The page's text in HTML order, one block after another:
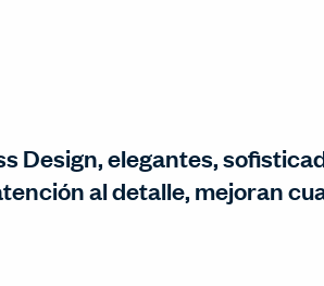
Design, elegantes,
al detalle, mejoran